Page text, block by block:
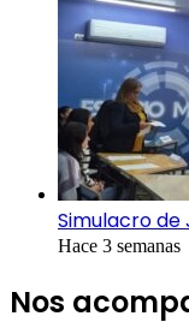
Simulacro de
Hace 3 semanas
Nos